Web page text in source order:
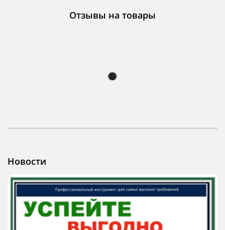
Отзывы на товары
Новости